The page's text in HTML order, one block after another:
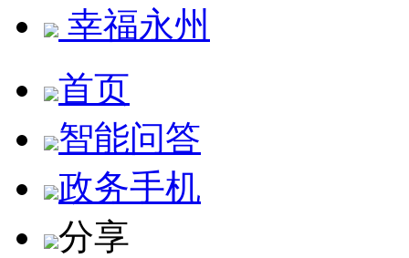
幸福永州
首页
智能问答
政务手机
分享